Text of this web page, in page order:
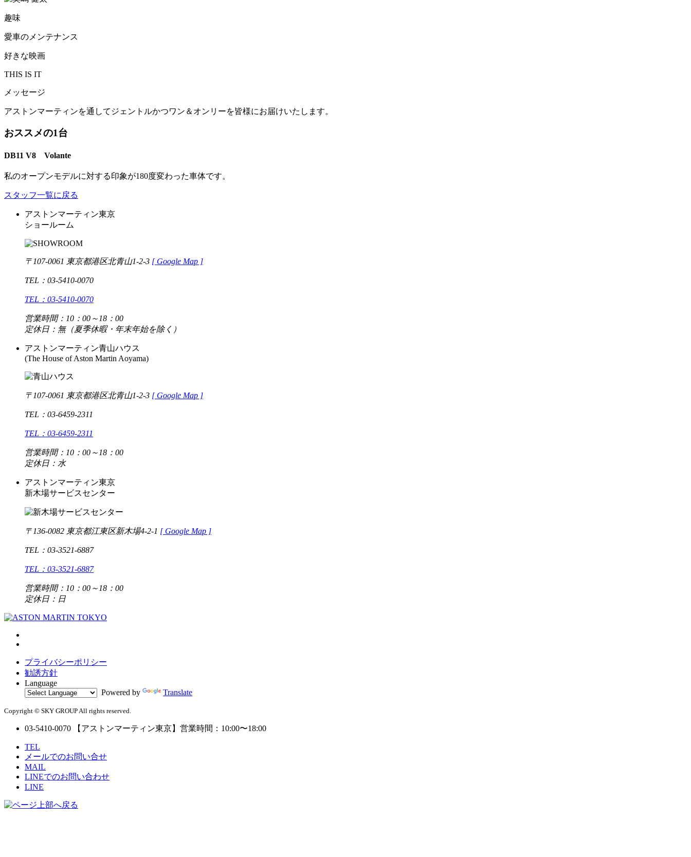
趣味
愛車のメンテナンス
好きな映画
THIS IS IT
メッセージ
アストンマーティンを通してジェントルかつワン＆オンリーを皆様にお届けいたします。
おススメの1台
DB11 V8 Volante
私のオープンモデルに対する印象が180度変わった車体です。
スタッフ一覧に戻る
アストンマーティン東京
ショールーム
〒107-0061 東京都港区北青山1-2-3 [ Google Map ]
TEL：03-5410-0070
TEL：03-5410-0070
営業時間：10：00～18：00
定休日：無（夏季休暇・年末年始を除く）
アストンマーティン青山ハウス
(The House of Aston Martin Aoyama)
〒107-0061 東京都港区北青山1-2-3 [ Google Map ]
TEL：03-6459-2311
TEL：03-6459-2311
営業時間：10：00～18：00
定休日：水
アストンマーティン東京
新木場サービスセンター
〒136-0082 東京都江東区新木場4-2-1 [ Google Map ]
TEL：03-3521-6887
TEL：03-3521-6887
営業時間：10：00～18：00
定休日：日
プライバシーポリシー
勧誘方針
Language
Powered by
Translate
Copyright © SKY GROUP All rights reserved.
03-5410-0070 【アストンマーティン東京】営業時間：10:00〜18:00
TEL
メールでのお問い合せ
MAIL
LINEでのお問い合わせ
LINE